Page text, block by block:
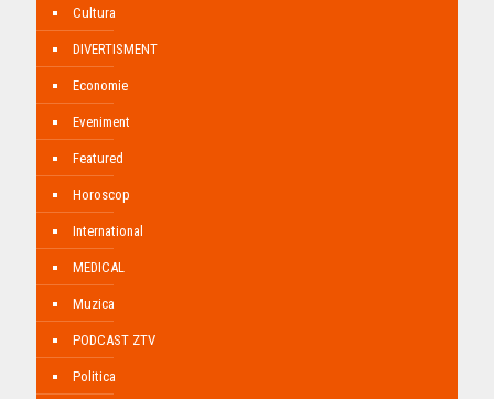
Cultura
DIVERTISMENT
Economie
Eveniment
Featured
Horoscop
International
MEDICAL
Muzica
PODCAST ZTV
Politica